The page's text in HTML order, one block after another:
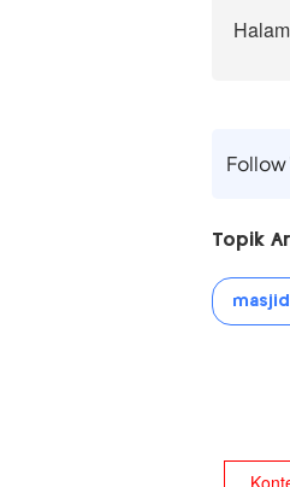
Follow
Topik
masjid